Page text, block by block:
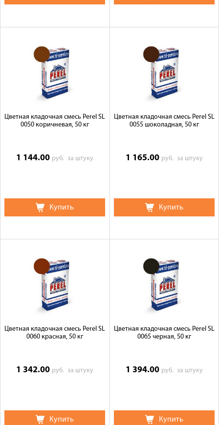
Цветная кладочная смесь Perel SL
0050 коричневая, 50 кг
1 144.00 руб.за штуку
Купить
Цветная кладочная смесь Perel SL
0055 шоколадная, 50 кг
1 165.00 руб. за штуку
Купить
Цветная кладочная смесь Perel SL
0060 красная, 50 кг
1 342.00 руб.за штуку
Купить
Цветная кладочная смесь Perel SL
0065 черная, 50 кг
1 394.00 руб. за штуку
Купить